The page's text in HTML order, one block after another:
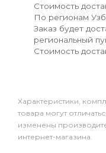
Стоимость
По регионам
Заказ будет
региональный
Стоимость
Xарактеристики,
товара могут
изменены
интернет-магазина.